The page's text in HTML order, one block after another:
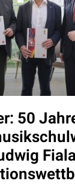
50